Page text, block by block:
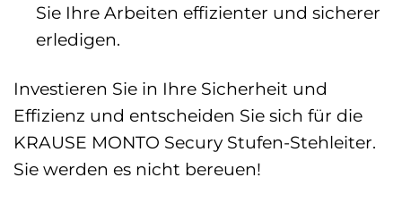
Sie Ihre Arbeiten effizienter und sicherer
erledigen.
Investieren Sie in Ihre Sicherheit und
Effizienz und entscheiden Sie sich für die
KRAUSE MONTO Secury Stufen-Stehleiter.
Sie werden es nicht bereuen!